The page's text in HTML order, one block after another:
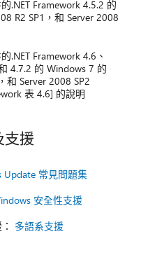
.NET Framework 4.5.2 的
R2 SP1，和 Server 2008
.NET Framework 4.6、
4.7.2 的 Windows 7 的
和 Server 2008 SP2
表 4.6] 的說明
支援
Update 常見問題集
安全性支援
多語系支援